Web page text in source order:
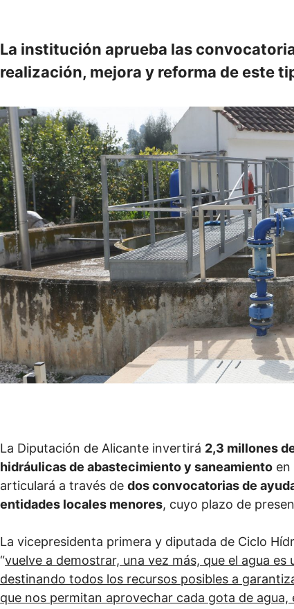
La institución aprueba las
realización, mejora y reforma de este
La Diputación de Alicante invertirá 2,3 millones
hidráulicas de abastecimiento y saneamiento en
articulará a través de dos convocatorias de
entidades locales menores, cuyo plazo de
La vicepresidenta primera y diputada de Ciclo
“vuelve a demostrar, una vez más, que el agua
destinando todos los recursos posibles a
que nos permitan aprovechar cada gota de